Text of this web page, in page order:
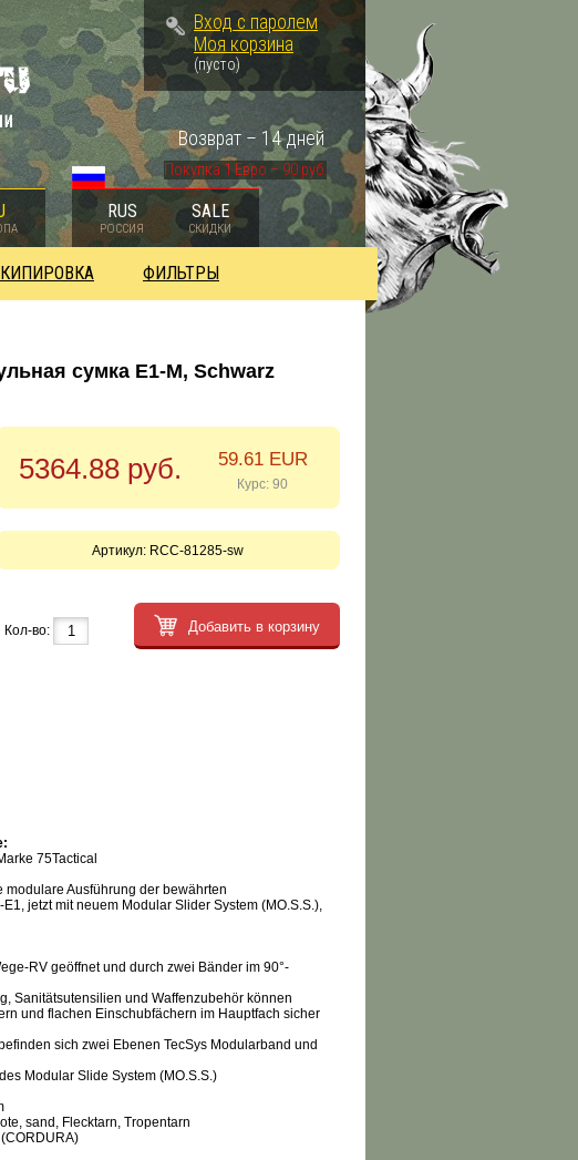
Вход с паролем
Моя корзина
(пусто)
Покупка 1 Евро – 90 руб.
Возврат – 14 дней
RUS
РОССИЯ
SALE
СКИДКИ
ФИЛЬТРЫ
сумка Е1-М, Schwarz
5364.88 руб. 59.61 EUR
Курс: 90
Артикул: RCC-81285-sw
Кол-во: Добавить в корзину
75Tactical
modulare Ausführung der bewährten
jetzt mit neuem Modular Slider System (MO.S.S.),
RV geöffnet und durch zwei Bänder im 90°-
Sanitätsutensilien und Waffenzubehör können
und flachen Einschubfächern im Hauptfach sicher
sich zwei Ebenen TecSys Modularband und
Modular Slide System (MO.S.S.)
sand, Flecktarn, Tropentarn